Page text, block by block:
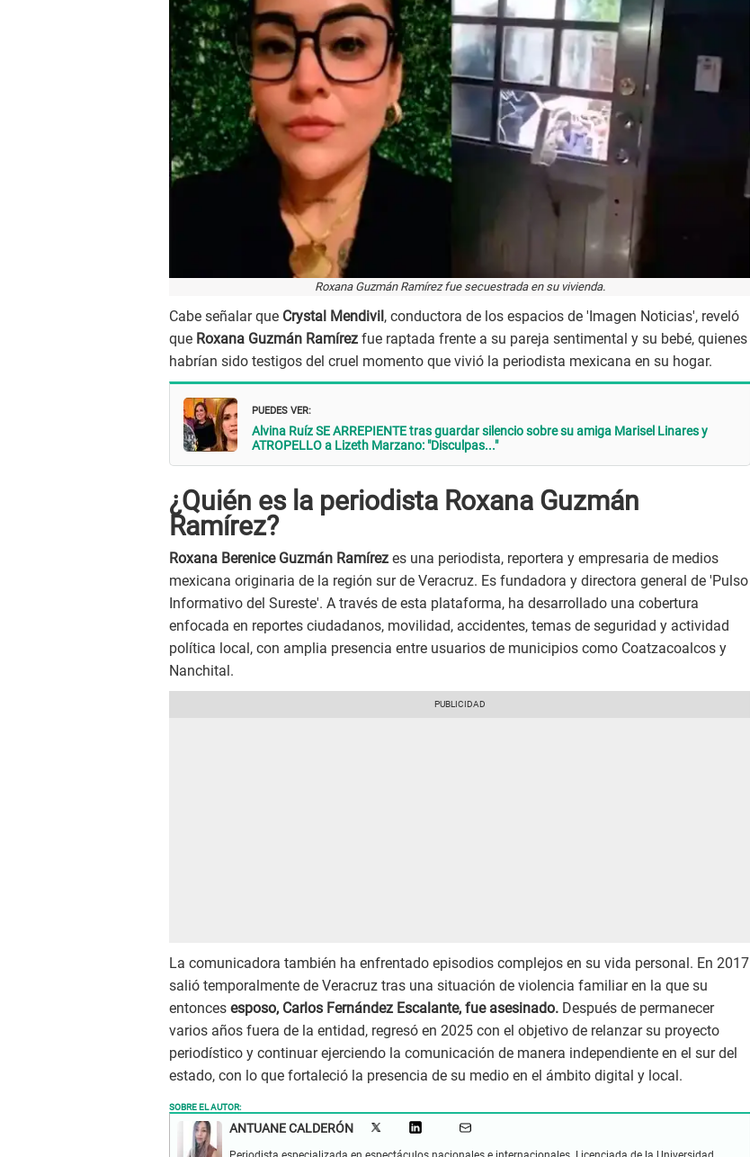
Roxana Guzmán Ramírez fue secuestrada en su vivienda.
Cabe señalar que Crystal Mendivil , conductora de los espacios de 'Imagen Noticias', reveló
que Roxana Guzmán Ramírez fue raptada frente a su pareja sentimental y su bebé, quienes
habrían sido testigos del cruel momento que vivió la periodista mexicana en su hogar.
PUEDES VER:
Alvina Ruíz SE ARREPIENTE tras guardar silencio sobre su amiga Marisel Linares y
ATROPELLO a Lizeth Marzano: "Disculpas..."
¿Quién es la periodista Roxana Guzmán
Ramírez?
Roxana Berenice Guzmán Ramírez es una periodista, reportera y empresaria de medios
mexicana originaria de la región sur de Veracruz. Es fundadora y directora general de 'Pulso
Informativo del Sureste'. A través de esta plataforma, ha desarrollado una cobertura
enfocada en reportes ciudadanos, movilidad, accidentes, temas de seguridad y actividad
política local, con amplia presencia entre usuarios de municipios como Coatzacoalcos y
Nanchital.
La comunicadora también ha enfrentado episodios complejos en su vida personal. En 2017
salió temporalmente de Veracruz tras una situación de violencia familiar en la que su
entonces esposo, Carlos Fernández Escalante, fue asesinado. Después de permanecer
varios años fuera de la entidad, regresó en 2025 con el objetivo de relanzar su proyecto
periodístico y continuar ejerciendo la comunicación de manera independiente en el sur del
estado, con lo que fortaleció la presencia de su medio en el ámbito digital y local.
SOBRE EL AUTOR:
ANTUANE CALDERÓN